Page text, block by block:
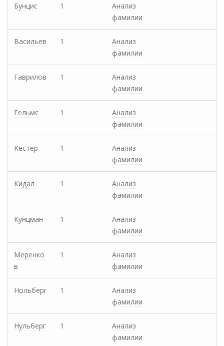
Бунцис 1
Анализ
фамилии
Васильев 1
Анализ
фамилии
Гаврилов 1
Анализ
фамилии
Гельмс 1
Анализ
фамилии
Кестер 1
Анализ
фамилии
Кидал 1
Анализ
фамилии
Кунцман 1
Анализ
фамилии
Меренко
в
1
Анализ
фамилии
Нольберг 1
Анализ
фамилии
Нульберг 1
Анализ
фамилии